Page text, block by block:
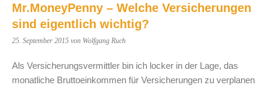
Mr.MoneyPenny – Welche Versicherungen
sind eigentlich wichtig?
25. September 2015 von Wolfgang Ruch
Als Versicherungsvermittler bin ich locker in der Lage, das
monatliche Bruttoeinkommen für Versicherungen zu verplanen